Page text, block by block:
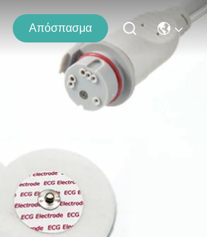
Απόσπασμα